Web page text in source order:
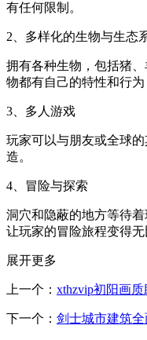
有任何限制。
2、多样化的生物与生态
拥有各种生物，包括猪
物都有自己的特性和行为
3、多人游戏
玩家可以与朋友或全球
造。
4、冒险与探索
洞穴和隐蔽的地方等待
让玩家的冒险旅程变得无
展开更多
上一个： xthzvip初阳画质
下一个： 剑士城市建筑